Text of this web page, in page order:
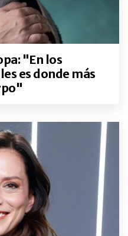
"En los
es donde más